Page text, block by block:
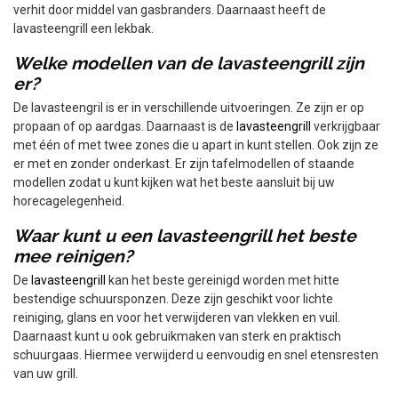
verhit door middel van gasbranders. Daarnaast heeft de
lavasteengrill een lekbak.
Welke modellen van de lavasteengrill zijn
er?
De lavasteengril is er in verschillende uitvoeringen. Ze zijn er op
propaan of op aardgas. Daarnaast is de lavasteengrill
verkrijgbaar
met één of met twee zones die u apart in kunt stellen. Ook zijn ze
er met en zonder onderkast. Er zijn tafelmodellen of staande
modellen zodat u kunt kijken wat het beste aansluit bij uw
horecagelegenheid.
Waar kunt u een lavasteengrill het beste
mee reinigen?
De lavasteengrill
kan het beste gereinigd worden met hitte
bestendige schuursponzen. Deze zijn geschikt voor lichte
reiniging, glans en voor het verwijderen van vlekken en vuil.
Daarnaast kunt u ook gebruikmaken van sterk en praktisch
schuurgaas. Hiermee verwijderd u eenvoudig en snel etensresten
van uw grill.